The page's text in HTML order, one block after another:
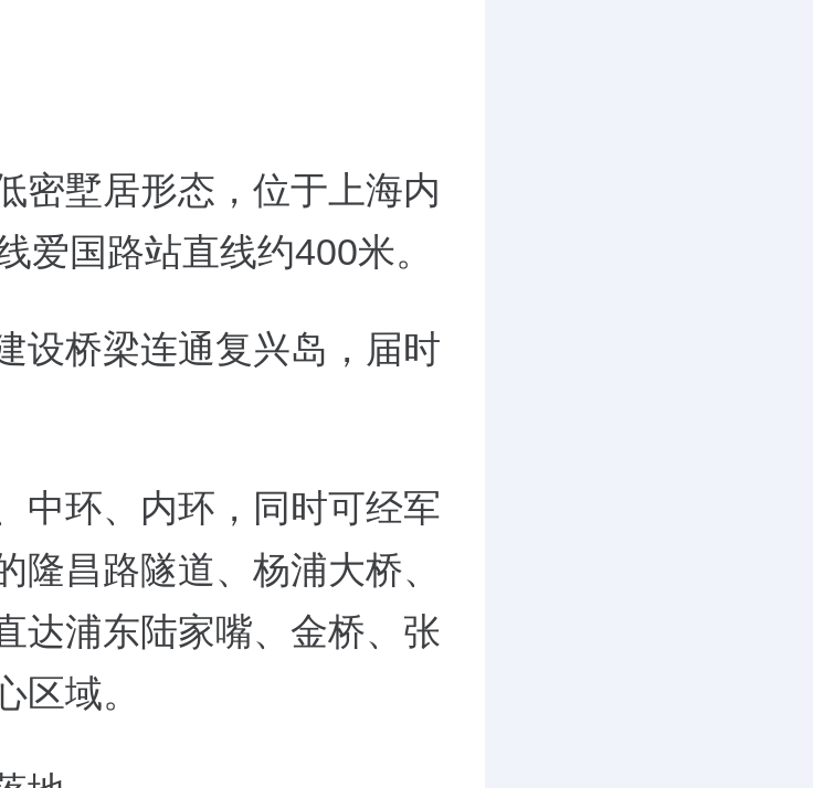
密墅居形态，位于上海内
爱国路站直线约400米。
设桥梁连通复兴岛，届时
中环、内环，同时可经军
隆昌路隧道、杨浦大桥、
达浦东陆家嘴、金桥、张
区域。